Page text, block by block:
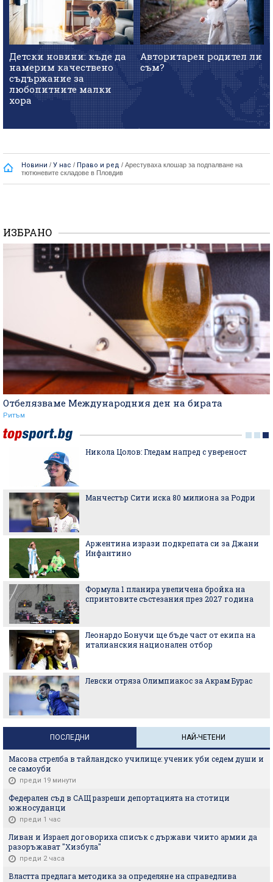
Детски новини: къде да
намерим качествено
съдържание за
любопитните малки
хора
Авторитарен родител ли
съм?
Новини / У нас / Право и ред / Арестуваха клошар за подпалване на
тютюневите складове в Пловдив
ИЗБРАНО
Отбелязваме Международния ден на бирата
Ритъм
Никола Цолов: Гледам напред с увереност
Манчестър Сити иска 80 милиона за Родри
Аржентина изрази подкрепата си за Джани
Инфантино
Формула 1 планира увеличена бройка на
спринтовите състезания през 2027 година
Леонардо Бонучи ще бъде част от екипа на
италианския национален отбор
Левски отряза Олимпиакос за Акрам Бурас
ПОСЛЕДНИ НАЙ-ЧЕТЕНИ
Масова стрелба в тайландско училище: ученик уби седем души и
се самоуби
преди 19 минути
Федерален съд в САЩ разреши депортацията на стотици
южносуданци
преди 1 час
Ливан и Израел договориха списък с държави чиито армии да
разоръжават "Хизбула"
преди 2 часа
Властта предлага методика за определяне на справедлива